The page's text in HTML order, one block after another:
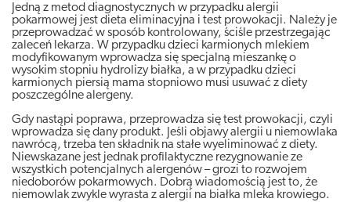
Jedną z metod diagnostycznych w przypadku alergii
pokarmowej jest dieta eliminacyjna i test prowokacji. Należy je
przeprowadzać w sposób kontrolowany, ściśle przestrzegając
zaleceń lekarza. W przypadku dzieci karmionych mlekiem
modyfikowanym wprowadza się specjalną mieszankę o
wysokim stopniu hydrolizy białka, a w przypadku dzieci
karmionych piersią mama stopniowo musi usuwać z diety
poszczególne alergeny.
Gdy nastąpi poprawa, przeprowadza się test prowokacji, czyli
wprowadza się dany produkt. Jeśli objawy alergii u niemowlaka
nawrócą, trzeba ten składnik na stałe wyeliminować z diety.
Niewskazane jest jednak profilaktyczne rezygnowanie ze
wszystkich potencjalnych alergenów – grozi to rozwojem
niedoborów pokarmowych. Dobrą wiadomością jest to, że
niemowlak zwykle wyrasta z alergii na białka mleka krowiego.